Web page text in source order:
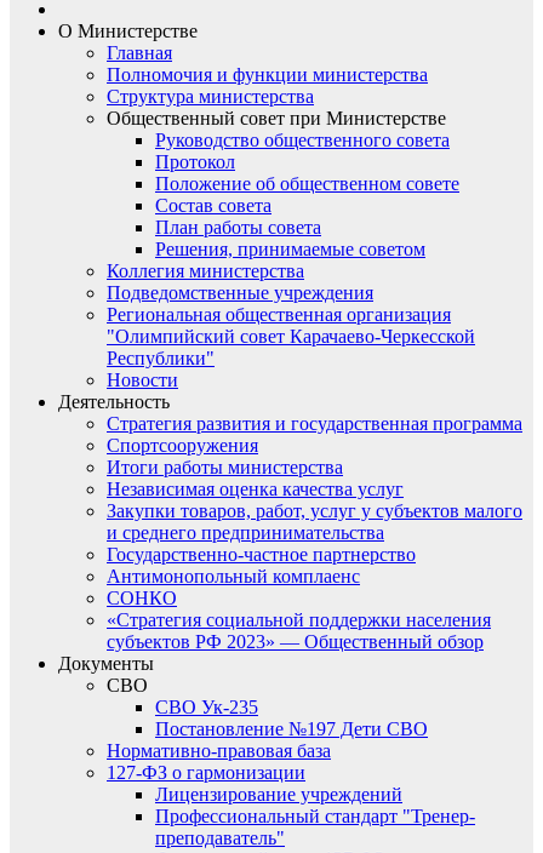
О Министерстве
Главная
Полномочия и функции министерства
Структура министерства
Общественный совет при Министерстве
Руководство общественного совета
Протокол
Положение об общественном совете
Состав совета
План работы совета
Решения, принимаемые советом
Коллегия министерства
Подведомственные учреждения
Региональная общественная организация
"Олимпийский совет Карачаево-Черкесской
Республики"
Новости
Деятельность
Стратегия развития и государственная программа
Спортсооружения
Итоги работы министерства
Независимая оценка качества услуг
Закупки товаров, работ, услуг у субъектов малого
и среднего предпринимательства
Государственно-частное партнерство
Антимонопольный комплаенс
СОНКО
«Стратегия социальной поддержки населения
субъектов РФ 2023» — Общественный обзор
Документы
СВО
СВО Ук-235
Постановление №197 Дети СВО
Нормативно-правовая база
127-ФЗ о гармонизации
Лицензирование учреждений
Профессиональный стандарт "Тренер-
преподаватель"